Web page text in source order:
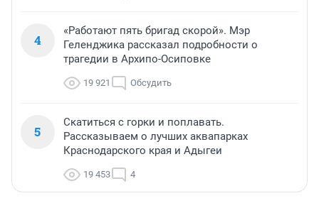
4
«Работают пять бригад скорой». Мэр
Геленджика рассказал подробности о
трагедии в Архипо-Осиповке
19 921 Обсудить
5
Скатиться с горки и поплавать.
Рассказываем о лучших аквапарках
Краснодарского края и Адыгеи
19 453 4